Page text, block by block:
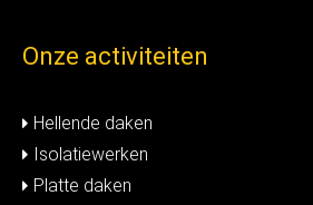
Onze activiteiten
Hellende daken
Isolatiewerken
Platte daken